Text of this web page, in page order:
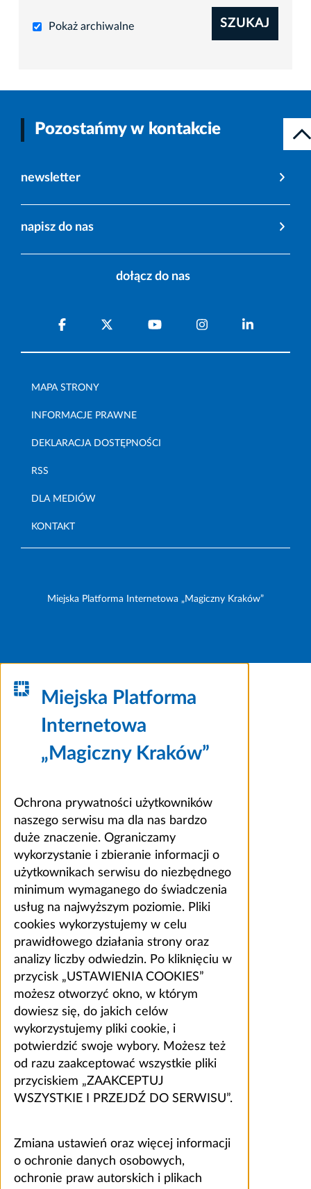
Pokaż archiwalne SZUKAJ
Pozostańmy w kontakcie
newsletter
napisz do nas
dołącz do nas
MAPA STRONY
INFORMACJE PRAWNE
DEKLARACJA DOSTĘPNOŚCI
RSS
DLA MEDIÓW
KONTAKT
Miejska Platforma Internetowa „Magiczny Kraków”
Miejska Platforma
Internetowa
„Magiczny Kraków”
Ochrona prywatności użytkowników
naszego serwisu ma dla nas bardzo
duże znaczenie. Ograniczamy
wykorzystanie i zbieranie informacji o
użytkownikach serwisu do niezbędnego
minimum wymaganego do świadczenia
usług na najwyższym poziomie. Pliki
cookies wykorzystujemy w celu
prawidłowego działania strony oraz
analizy liczby odwiedzin. Po kliknięciu w
przycisk „USTAWIENIA COOKIES”
możesz otworzyć okno, w którym
dowiesz się, do jakich celów
wykorzystujemy pliki cookie, i
potwierdzić swoje wybory. Możesz też
od razu zaakceptować wszystkie pliki
przyciskiem „ZAAKCEPTUJ
WSZYSTKIE I PRZEJDŹ DO SERWISU”.
Zmiana ustawień oraz więcej informacji
o ochronie danych osobowych,
ochronie praw autorskich i plikach